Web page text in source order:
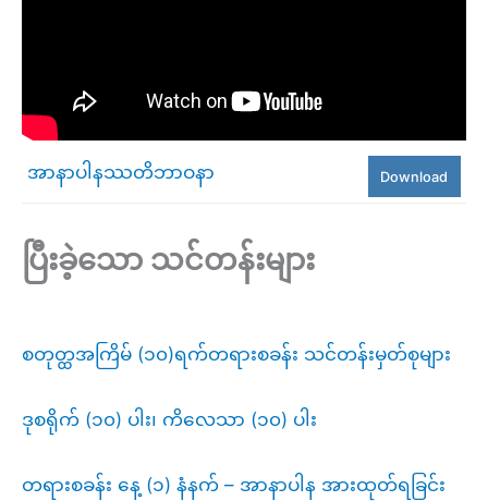
အာနာပါနဿတိဘာဝနာ Download
ပြီးခဲ့သော သင်တန်းများ
စတုတ္ထအကြိမ် (၁၀)ရက်တရားစခန်း သင်တန်းမှတ်စုများ
ဒုစရိုက် (၁၀) ပါး၊ ကိလေသာ (၁၀) ပါး
တရားစခန်း နေ့ (၁) နံနက် – အာနာပါန အားထုတ်ရခြင်း